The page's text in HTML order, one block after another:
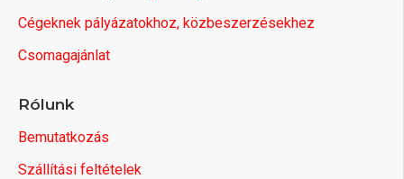
Cégeknek pályázatokhoz, közbeszerzésekhez
Csomagajánlat
Rólunk
Bemutatkozás
Szállítási feltételek